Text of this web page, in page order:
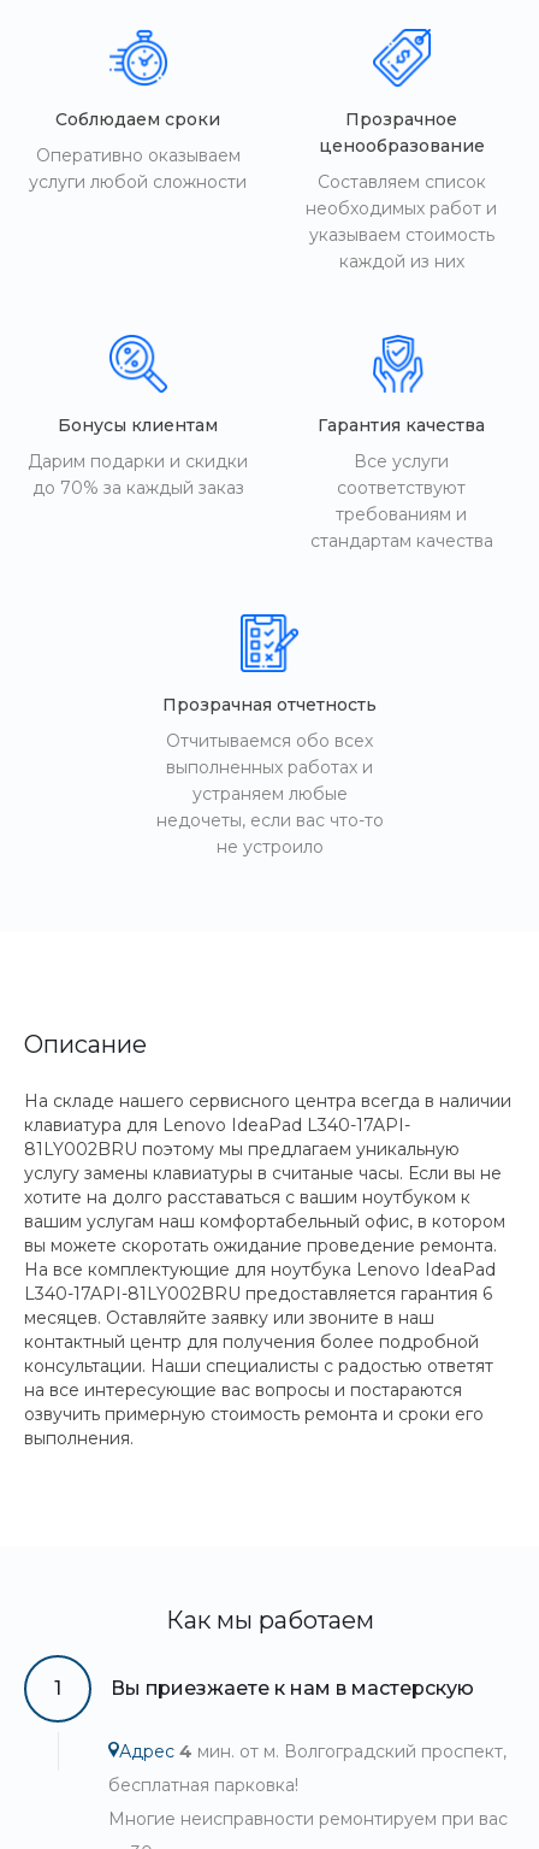
Соблюдаем сроки
Оперативно оказываем
услуги любой сложности
Прозрачное
ценообразование
Составляем список
необходимых работ и
указываем стоимость
каждой из них
Бонусы клиентам
Дарим подарки и скидки
до 70% за каждый заказ
Гарантия качества
Все услуги
соответствуют
требованиям и
стандартам качества
Прозрачная отчетность
Отчитываемся обо всех
выполненных работах и
устраняем любые
недочеты, если вас что-то
не устроило
Описание
На складе нашего сервисного центра всегда в наличии
клавиатура для Lenovo IdeaPad L340-17API-
81LY002BRU поэтому мы предлагаем уникальную
услугу замены клавиатуры в считаные часы. Если вы не
хотите на долго расставаться с вашим ноутбуком к
вашим услугам наш комфортабельный офис, в котором
вы можете скоротать ожидание проведение ремонта.
На все комплектующие для ноутбука Lenovo IdeaPad
L340-17API-81LY002BRU предоставляется гарантия 6
месяцев. Оставляйте заявку или звоните в наш
контактный центр для получения более подробной
консультации. Наши специалисты с радостью ответят
на все интересующие вас вопросы и постараются
озвучить примерную стоимость ремонта и сроки его
выполнения.
Как мы работаем
1 Вы приезжаете к нам в мастерскую
Адрес 4 мин. от м. Волгоградский проспект,
бесплатная парковка!
Многие неисправности ремонтируем при вас